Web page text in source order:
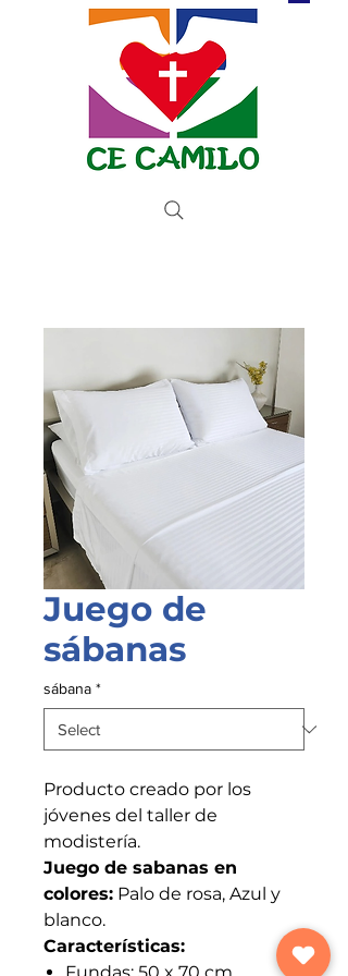
Donate now
Juego de
sábanas
sábana *
Producto creado por los
jóvenes del taller de
modistería.
Juego de sabanas en
colores: Palo de rosa, Azul y
blanco.
Características: